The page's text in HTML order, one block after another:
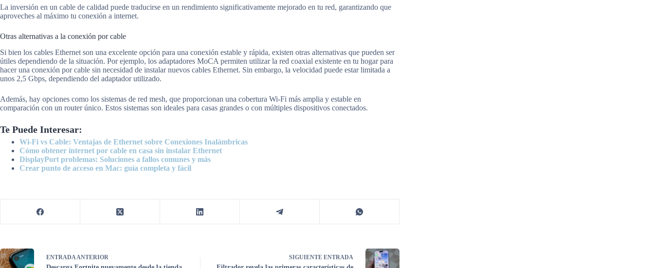
La inversión en un cable de calidad puede traducirse en un rendimiento significativamente mejorado en tu red, garantizando que
aproveches al máximo tu conexión a internet.
Otras alternativas a la conexión por cable
Si bien los cables Ethernet son una excelente opción para una conexión estable y rápida, existen otras alternativas que pueden ser
útiles dependiendo de la situación. Por ejemplo, los adaptadores MoCA permiten utilizar la red coaxial existente en tu hogar para
hacer una conexión por cable sin necesidad de instalar nuevos cables Ethernet. Sin embargo, la velocidad puede estar limitada a
unos 2,5 Gbps, dependiendo del adaptador utilizado.
Además, hay opciones como los sistemas de red mesh, que proporcionan una cobertura Wi-Fi más amplia y estable en
comparación con un router único. Estos sistemas son ideales para casas grandes o con múltiples dispositivos conectados.
Te Puede Interesar:
Wi-Fi vs Cable: Ventajas de Ethernet sobre Conexiones Inalámbricas
Cómo obtener internet por cable en casa sin instalar Ethernet
DisplayPort problemas: Soluciones a fallos comunes y más
Crear punto de acceso en Mac: guía completa y fácil
ENTRADA ANTERIOR SIGUIENTEENTRADA